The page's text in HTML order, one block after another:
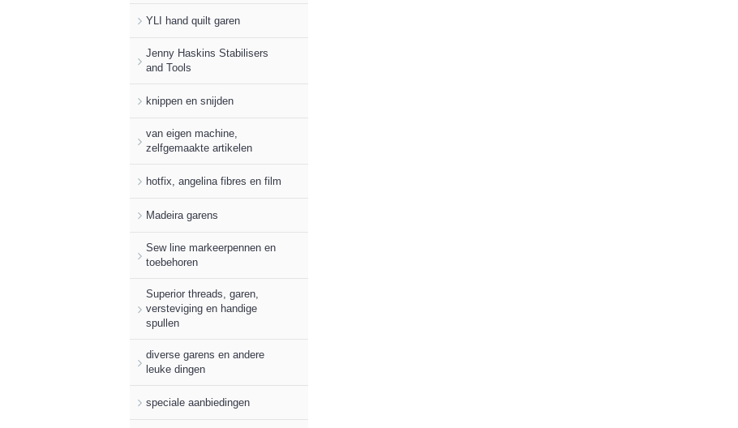
YLI hand quilt garen
Jenny Haskins Stabilisers
and Tools
knippen en snijden
van eigen machine,
zelfgemaakte artikelen
hotfix, angelina fibres en film
Madeira garens
Sew line markeerpennen en
toebehoren
Superior threads, garen,
versteviging en handige
spullen
diverse garens en andere
leuke dingen
speciale aanbiedingen